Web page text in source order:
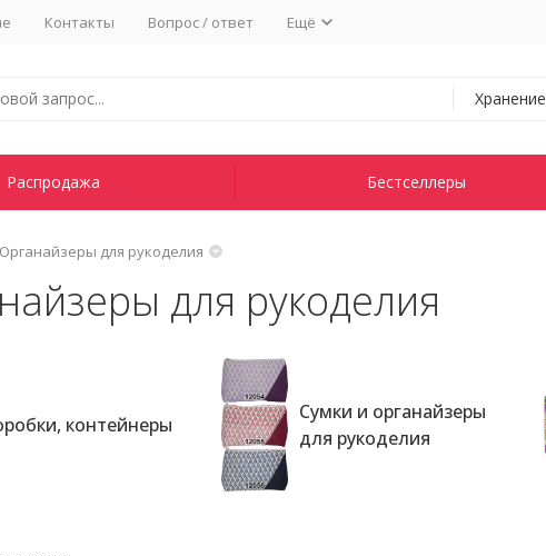
Контакты Вопрос / ответ Ещё
Хранение
Распродажа Бестселлеры
Органайзеры для рукоделия
для рукоделия
контейнеры
Сумки и органайзеры
для рукоделия